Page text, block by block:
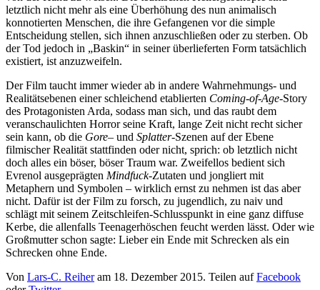
letztlich nicht mehr als eine Überhöhung des nun animalisch
konnotierten Menschen, die ihre Gefangenen vor die simple
Entscheidung stellen, sich ihnen anzuschließen oder zu sterben. Ob
der Tod jedoch in „Baskin“ in seiner überlieferten Form tatsächlich
existiert, ist anzuzweifeln.
Der Film taucht immer wieder ab in andere Wahrnehmungs- und
Realitätsebenen einer schleichend etablierten Coming-of-Age-Story
des Protagonisten Arda, sodass man sich, und das raubt dem
veranschaulichten Horror seine Kraft, lange Zeit nicht recht sicher
sein kann, ob die Gore– und Splatter-Szenen auf der Ebene
filmischer Realität stattfinden oder nicht, sprich: ob letztlich nicht
doch alles ein böser, böser Traum war. Zweifellos bedient sich
Evrenol ausgeprägten Mindfuck-Zutaten und jongliert mit
Metaphern und Symbolen – wirklich ernst zu nehmen ist das aber
nicht. Dafür ist der Film zu forsch, zu jugendlich, zu naiv und
schlägt mit seinem Zeitschleifen-Schlusspunkt in eine ganz diffuse
Kerbe, die allenfalls Teenagerhöschen feucht werden lässt. Oder wie
Großmutter schon sagte: Lieber ein Ende mit Schrecken als ein
Schrecken ohne Ende.
Von Lars-C. Reiheram 18. Dezember 2015. Teilen aufFacebook